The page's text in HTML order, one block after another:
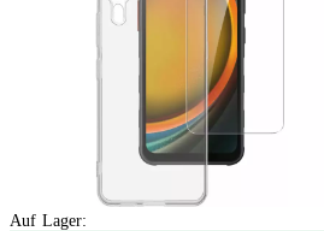
Auf Lager: